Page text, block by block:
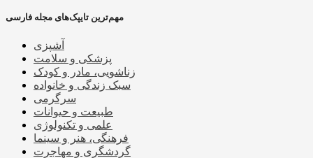
مهم‌ترین تایپک‌های مجله فارسی
آشپزی
پزشکی و سلامت
زناشویی، مادر و کودک
سبک زندگی و خانواده
سرگرمی
طبیعت و حیوانات
علمی و تکنولوژی
فرهنگی، هنر و سینما
گردشگری و مهاجرت